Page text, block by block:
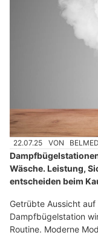
22.07.25 VON
Wäsche. Leistung,
entscheiden beim
Getrübte Aussicht
Dampfbügelstation
Routine. Moderne